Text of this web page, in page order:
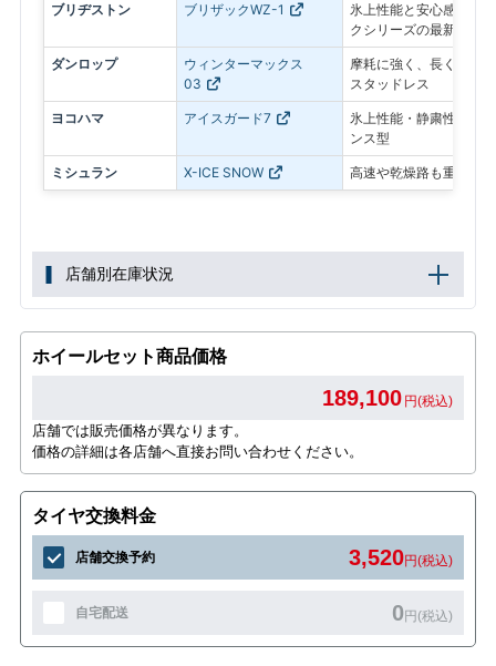
ブリヂストン ブリザックWZ-1
氷上性能と安心感を最
クシリーズの最新モデル
ダンロップ
ウィンターマックス
03
摩耗に強く、長く使い
スタッドレス
ヨコハマ アイスガード7
氷上性能・静粛性・ロ
ンス型
ミシュラン X-ICE SNOW 高速や乾燥路も重視し
店舗別在庫状況
ホイールセット商品価格
189,100 円(税込)
店舗では販売価格が異なります。
価格の詳細は各店舗へ直接お問い合わせください。
タイヤ交換料金
店舗交換予約 3,520円(税込)
自宅配送 0円(税込)